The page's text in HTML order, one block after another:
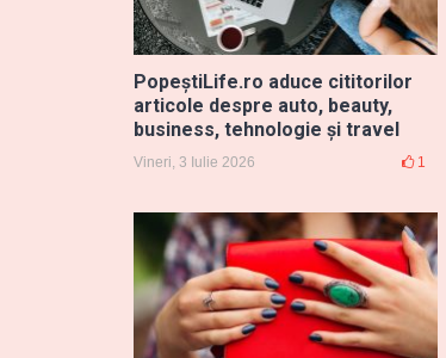
PopeștiLife.ro aduce cititorilor
articole despre auto, beauty,
business, tehnologie și travel
Vineri, 3 Iulie 2026 1